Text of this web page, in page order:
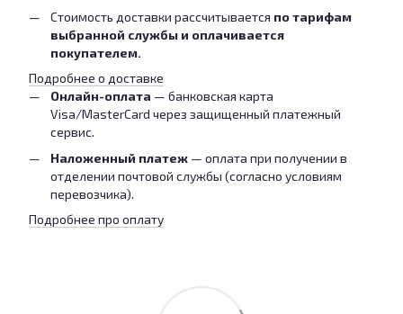
Стоимость доставки рассчитывается по тарифам
выбранной службы и оплачивается
покупателем.
Подробнее о доставке
Онлайн-оплата — банковская карта
Visa/MasterCard через защищенный платежный
сервис.
Наложенный платеж — оплата при получении в
отделении почтовой службы (согласно условиям
перевозчика).
Подробнее про оплату